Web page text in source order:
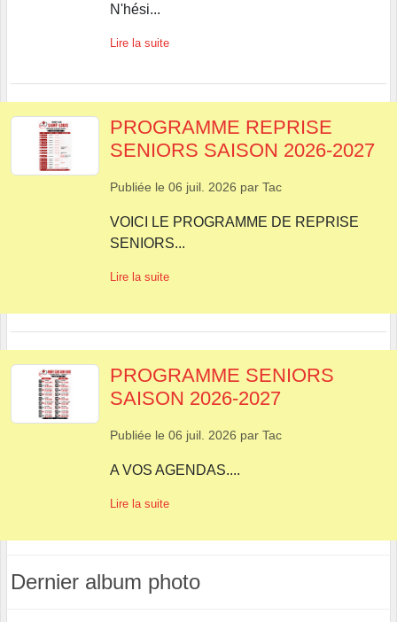
N'hési...
Lire la suite
PROGRAMME REPRISE
SENIORS SAISON 2026-2027
Publiée le 06 juil. 2026 par Tac
VOICI LE PROGRAMME DE REPRISE
SENIORS...
Lire la suite
PROGRAMME SENIORS
SAISON 2026-2027
Publiée le 06 juil. 2026 par Tac
A VOS AGENDAS....
Lire la suite
Dernier album photo